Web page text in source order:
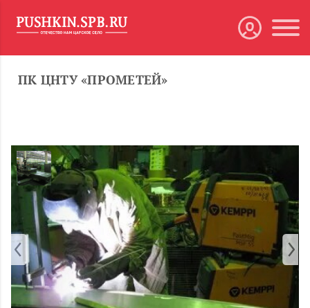
ПК ЦНТУ «ПРОМЕТЕЙ»
Previous Next